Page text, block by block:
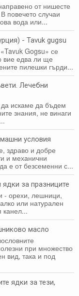
от нишесте
повечето случаи
вода или...
- Tavuk gugsu
Gogsu» се
вие едва ли ще
пилешки гърди...
Лечебни
искаме да бъдем
знания, не винаги
условия
здраво и добре
и механични
е от безсеменни с...
за празниците
- орехи, лешници,
или натурален
канел...
масло
при множество
вид, така и под
ядки за тези,